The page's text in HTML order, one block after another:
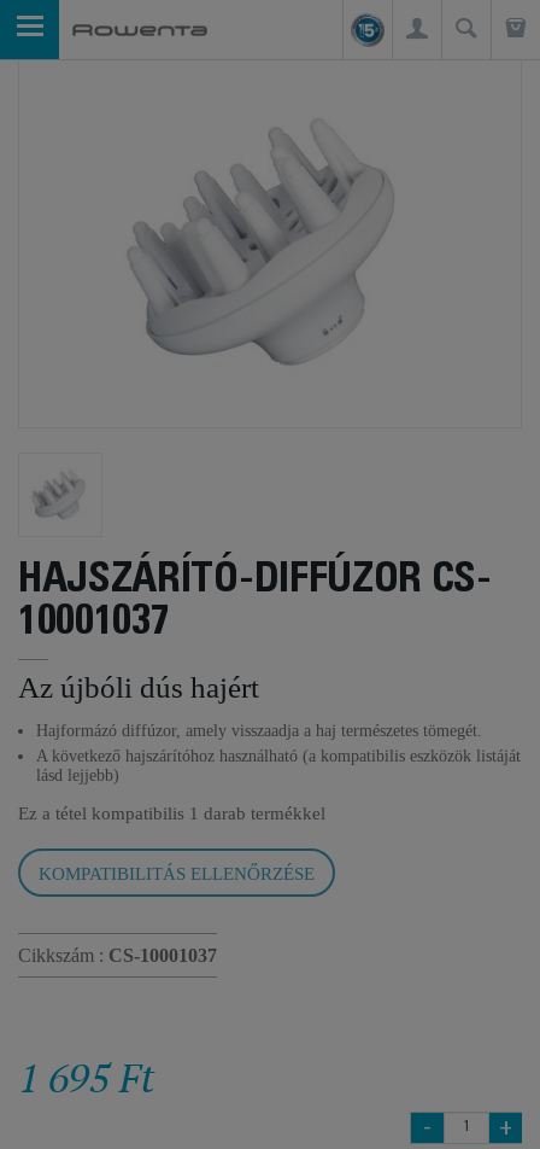
HAJSZÁRÍTÓ-DIFFÚZOR CS-
10001037
Az újbóli dús hajért
Hajformázó diffúzor, amely visszaadja a haj természetes tömegét.
A következő hajszárítóhoz használható (a kompatibilis eszközök listáját
lásd lejjebb)
Ez a tétel kompatibilis 1 darab termékkel
KOMPATIBILITÁS ELLENŐRZÉSE
Cikkszám : CS-10001037
1 695 Ft
- +